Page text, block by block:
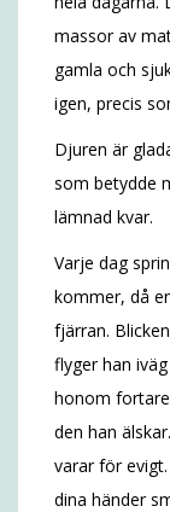
massor av
gamla och
igen, precis
Djuren är
som betydde
lämnad kvar.
Varje dag
kommer, då
fjärran.
flyger han
honom
den han
varar för
dina händer